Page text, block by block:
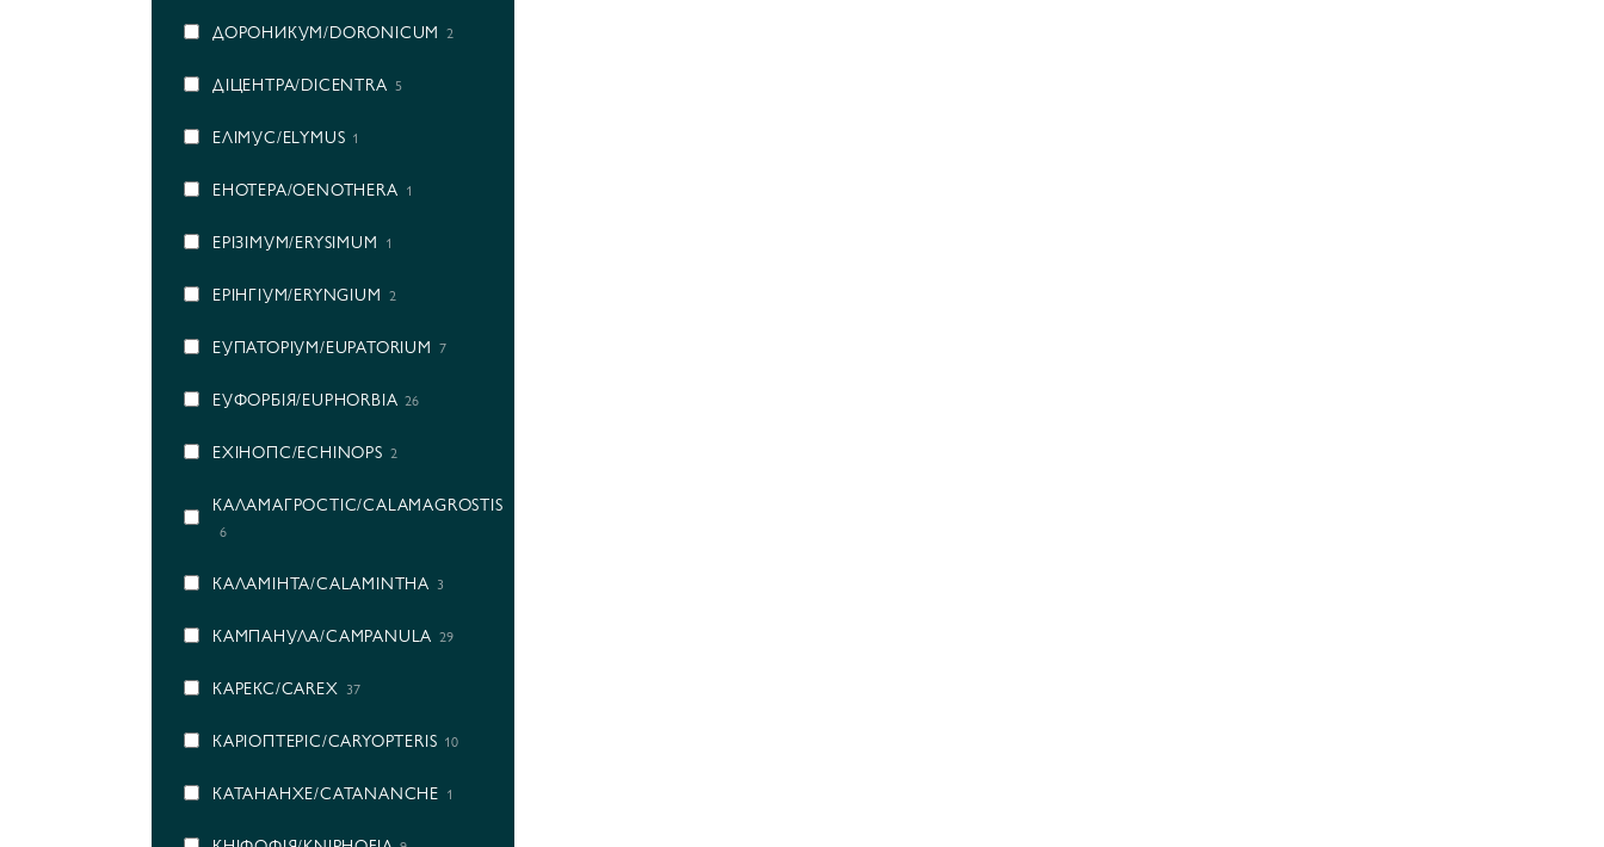
ДОРОНИКУМ/DORONICUM 2
ДІЦЕНТРА/DICENTRA 5
ЕЛІМУС/ELYMUS 1
ЕНОТЕРА/OENOTHERA 1
ЕРІЗІМУМ/ERYSIMUM 1
ЕРІНГІУМ/ERYNGIUM 2
ЕУПАТОРІУМ/EUPATORIUM 7
ЕУФОРБІЯ/EUPHORBIA 26
ЕХІНОПС/ECHINOPS 2
КАЛАМАГРОСТІС/CALAMAGROSTIS
6
КАЛАМІНТА/CALAMINTHA 3
КАМПАНУЛА/CAMPANULA 29
КАРЕКС/CAREX 37
КАРІОПТЕРІС/CARYOPTERIS 10
КАТАНАНХЕ/CATANANCHE 1